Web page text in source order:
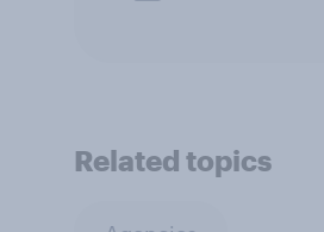
Related topics